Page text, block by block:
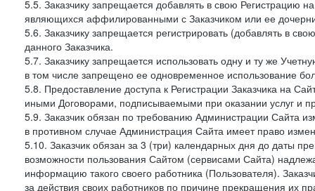
5.5. Заказчику запрещается добавлять в свою Регистрацию
являющихся аффилированными с Заказчиком или ее
5.6. Заказчику запрещается регистрировать (добавлять в
данного Заказчика.
5.7. Заказчику запрещается использовать одну и ту же
в том числе запрещено ее одновременное использование
5.8. Предоставление доступа к Регистрации Заказчика на
иными Договорами, подписываемыми при оказании услуг и
5.9. Заказчик обязан по требованию Администрации Сайта
в противном случае Администрация Сайта имеет право
5.10. Заказчик обязан за 3 (три) календарных дня до даты
возможности пользования Сайтом (сервисами Сайта)
информацию такого своего работника (Пользователя).
за действия своих работников по причине прекращения их